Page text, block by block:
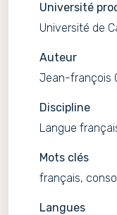
Université
Université de
Auteur
Jean-françois
Discipline
Langue
Mots clés
français,
Langues